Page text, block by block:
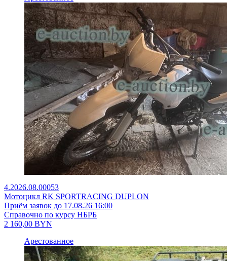
4.2026.08.00053
Мотоцикл RK SPORTRACING DUPLON
Приём заявок до 17.08.26 16:00
Справочно по курсу НБРБ
2 160,00 BYN
Арестованное